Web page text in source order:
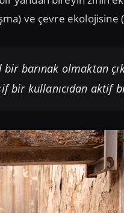
ve çevre
bir barınak olmaktan
kullanıcıdan aktif